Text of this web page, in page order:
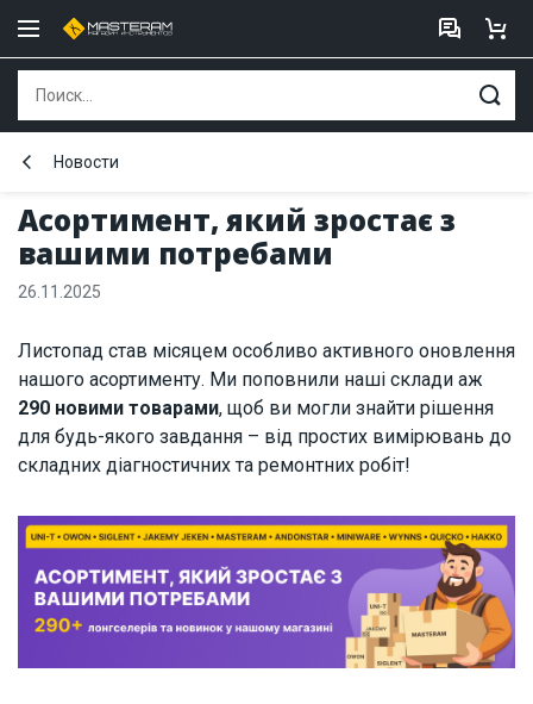
Асортимент, який зростає з
вашими потребами
Новости
26.11.2025
Листопад став місяцем особливо активного оновлення
нашого асортименту. Ми поповнили наші склади аж
290 новими товарами, щоб ви могли знайти рішення
для будь-якого завдання – від простих вимірювань до
складних діагностичних та ремонтних робіт!